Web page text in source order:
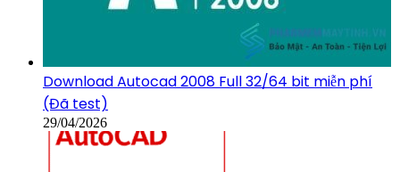
Download Autocad 2008 Full 32/64 bit miễn phí
(Đã test)
29/04/2026